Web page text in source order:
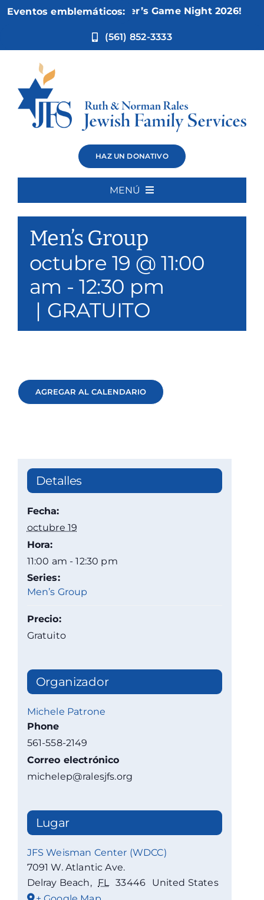
Eventos emblemáticos:
Nov 5:Not Your Mother’s Game Night 2026!
(561) 852-3333
HAZ UN DONATIVO
MENÚ
Inicio
Quiénes somos
Nuestros servicios
Eventos y medios de comunicación
Buscar en
Men’s Group
Men’s Group
Men’s Group
octubre 19 @ 11:00
am -12:30 pm
| GRATUITO
AGREGAR AL CALENDARIO
Detalles
Fecha:
octubre 19
Hora:
11:00 am - 12:30 pm
Series:
Men’s Group
Precio:
Gratuito
Organizador
Michele Patrone
Phone
561-558-2149
Correo electrónico
michelep@ralesjfs.org
Lugar
JFS Weisman Center (WDCC)
7091 W. Atlantic Ave.
Delray Beach, FL 33446
United States